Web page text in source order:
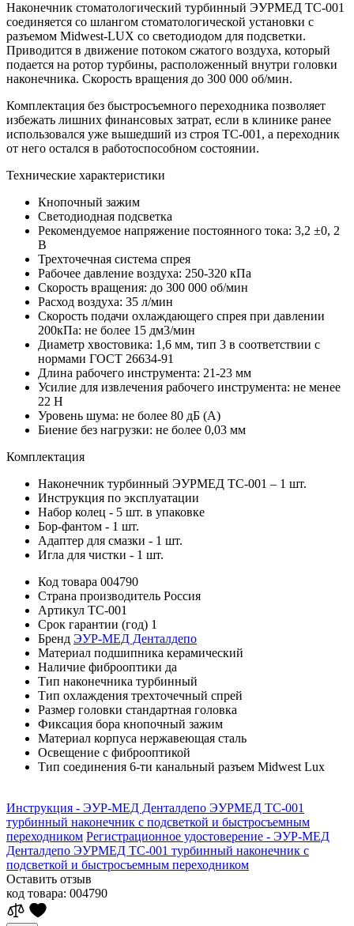
Наконечник стоматологический турбинный ЭУРМЕД ТС-001
соединяется со шлангом стоматологической установки с
разъемом Midwest-LUX со светодиодом для подсветки.
Приводится в движение потоком сжатого воздуха, который
подается на ротор турбины, расположенный внутри головки
наконечника. Скорость вращения до 300 000 об/мин.
Комплектация без быстросъемного переходника позволяет
избежать лишних финансовых затрат, если в клинике ранее
использовался уже вышедший из строя ТС-001, а переходник
от него остался в работоспособном состоянии.
Технические характеристики
Кнопочный зажим
Светодиодная подсветка
Рекомендуемое напряжение постоянного тока: 3,2 ±0, 2
В
Трехточечная система спрея
Рабочее давление воздуха: 250-320 кПа
Скорость вращения: до 300 000 об/мин
Расход воздуха: 35 л/мин
Скорость подачи охлаждающего спрея при давлении
200кПа: не более 15 дм3/мин
Диаметр хвостовика: 1,6 мм, тип 3 в соответствии с
нормами ГОСТ 26634-91
Длина рабочего инструмента: 21-23 мм
Усилие для извлечения рабочего инструмента: не менее
22 Н
Уровень шума: не более 80 дБ (А)
Биение без нагрузки: не более 0,03 мм
Комплектация
Наконечник турбинный ЭУРМЕД ТС-001 – 1 шт.
Инструкция по эксплуатации
Набор колец - 5 шт. в упаковке
Бор-фантом - 1 шт.
Адаптер для смазки - 1 шт.
Игла для чистки - 1 шт.
Код товара 004790
Страна производитель Россия
Артикул ТС-001
Срок гарантии (год) 1
Бренд ЭУР-МЕД Денталдепо
Материал подшипника керамический
Наличие фиброоптики да
Тип наконечника турбинный
Тип охлаждения трехточечный спрей
Размер головки стандартная головка
Фиксация бора кнопочный зажим
Материал корпуса нержавеющая сталь
Освещение с фиброоптикой
Тип соединения 6-ти канальный разъем Midwest Lux
Инструкция - ЭУР-МЕД Денталдепо ЭУРМЕД ТС-001
турбинный наконечник с подсветкой и быстросъемным
переходником Регистрационное удостоверение - ЭУР-МЕД
Денталдепо ЭУРМЕД ТС-001 турбинный наконечник с
подсветкой и быстросъемным переходником
Оставить отзыв
код товара: 004790